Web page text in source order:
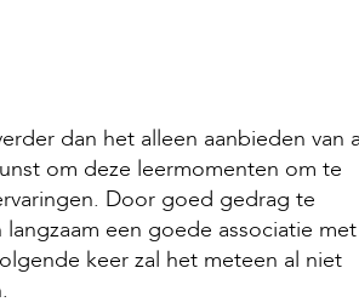
dan het alleen aanbieden van
om deze leermomenten om te
Door goed gedrag te
een goede associatie
keer zal het meteen al niet